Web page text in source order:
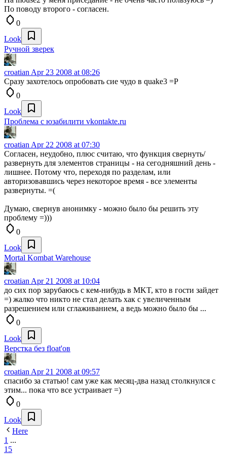
По поводу второго - согласен.
0
Look
Ручной зверек
croatian Apr 23 2008 at 08:26
Сразу захотелось опробовать сие чудо в quake3 =P
0
Look
Проблема с юзабилити vkontakte.ru
croatian Apr 22 2008 at 07:30
Согласен, неудобно, плюс считаю, что функция свернуть/
развернуть для элементов страницы - на сегодняшний день -
лишнее. Потому что, переходя по разделам, или
авторизовавшись через некоторое время - все элементы
развернуты. =(
Думаю, свернув анонимку - можно было бы решить эту
проблему =)))
0
Look
Mortal Kombat Warehouse
croatian Apr 21 2008 at 10:04
до сих пор зарубаюсь с кем-нибудь в MKT, кто в гости зайдет
=) жалко что никто не стал делать хак с увеличенным
разрешением или сглаживанием, а ведь можно было бы ...
0
Look
Верстка без float'ов
croatian Apr 21 2008 at 09:57
спасибо за статью! сам уже как месяц-два назад столкнулся с
этим... пока что все устраивает =)
0
Look
Here
1 ...
15